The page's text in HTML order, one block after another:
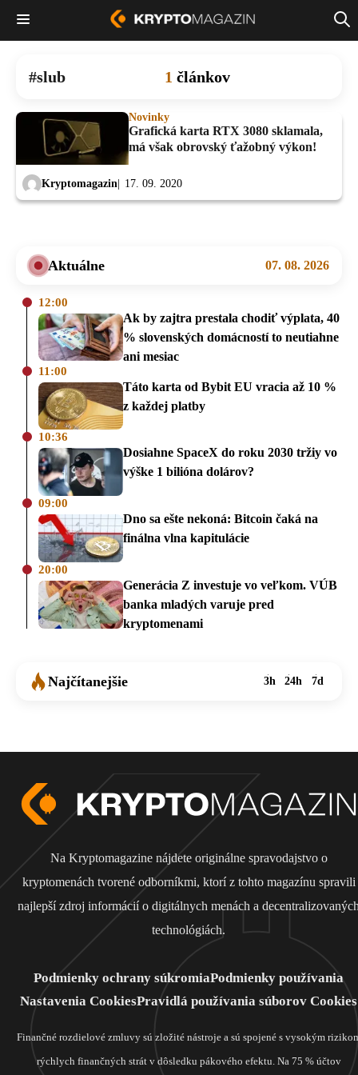
slub 1 článkov
Novinky
Grafická karta RTX 3080 sklamala,
má však obrovský ťažobný výkon!
Kryptomagazin 17. 09. 2020
Aktuálne 07. 08. 2026
12:00
Ak by zajtra prestala chodiť výplata, 40
% slovenských domácností to neutiahne
ani mesiac
11:00
Táto karta od Bybit EU vracia až 10 %
z každej platby
10:36
Dosiahne SpaceX do roku 2030 tržiy vo
výške 1 bilióna dolárov?
09:00
Dno sa ešte nekoná: Bitcoin čaká na
finálna vlna kapitulácie
20:00
Generácia Z investuje vo veľkom. VÚB
banka mladých varuje pred
kryptomenami
Najčítanejšie 3h 24h 7d
Na Kryptomagazine nájdete originálne spravodajstvo o
kryptomenách tvorené odborníkmi, ktorí z tohto magazínu spravili
najlepší zdroj informácií o digitálnych menách a
technológiách.
Podmienky ochrany súkromiaPodmienky používania
Nastavenia CookiesPravidlá používania súborov Cookies
Finančné rozdielové zmluvy sú zložité nástroje a sú spojené s vysokým
rýchlych finančných strát v dôsledku pákového efektu. Na 75 % účtov